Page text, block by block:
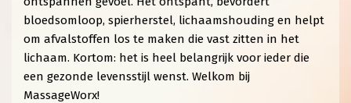
bloedsomloop, spierherstel, lichaamshouding en helpt
om afvalstoffen los te maken die vast zitten in het
lichaam. Kortom: het is heel belangrijk voor ieder die
een gezonde levensstijl wenst. Welkom bij
MassageWorx!